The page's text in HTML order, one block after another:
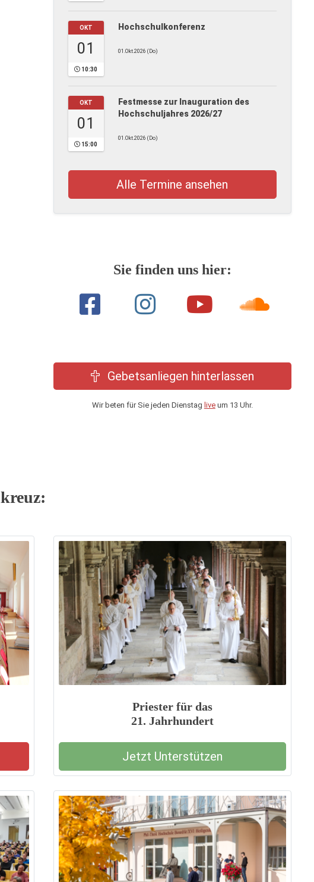
OKT
01
10:30
Hochschulkonferenz
01.Okt.2026 (Do)
OKT
01
15:00
Festmesse zur Inauguration des
Hochschuljahres 2026/27
01.Okt.2026 (Do)
Alle Termine ansehen
Sie finden uns hier:
Gebetsanliegen hinterlassen
Wir beten für Sie jeden Dienstag liveum 13 Uhr.
Priester für das
21. Jahrhundert
Jetzt Unterstützen